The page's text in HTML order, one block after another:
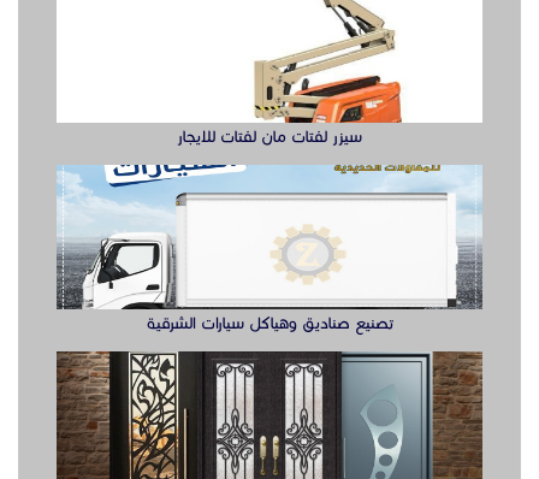
تصنيع صناديق وهياكل سيارات الشرقية
ابواب حديد ليزر او مشغول الشرقيه